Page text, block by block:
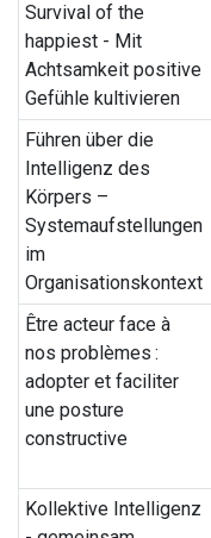
Survival of the
happiest - Mit
Achtsamkeit positive
Gefühle kultivieren
Führen über die
Intelligenz des
Körpers –
Systemaufstellungen
im
Organisationskontext
Être acteur face à
nos problèmes :
adopter et faciliter
une posture
constructive
Kollektive Intelligenz